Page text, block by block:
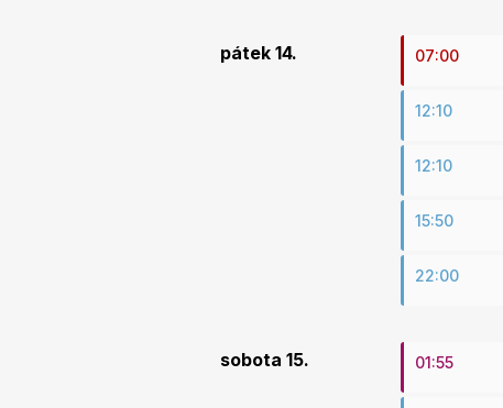
pátek 14. 07:00
12:10
12:10
15:50
22:00
sobota 15. 01:55